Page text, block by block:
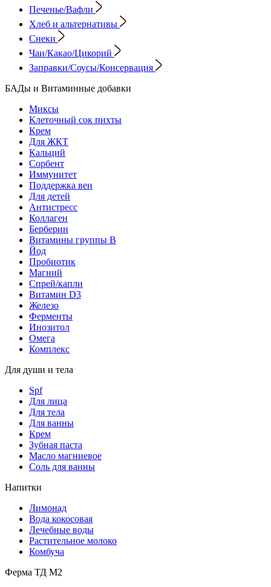
Печенье/Вафли
Хлеб и альтернативы
Снеки
Чаи/Какао/Цикорий
Заправки/Соусы/Консервация
БАДы и Витаминные добавки
Миксы
Клеточный сок пихты
Крем
Для ЖКТ
Кальций
Сорбент
Иммунитет
Поддержка вен
Для детей
Антистресс
Коллаген
Берберин
Витамины группы B
Йод
Пробиотик
Магний
Спрей/капли
Витамин D3
Железо
Ферменты
Инозитол
Омега
Комплекс
Для души и тела
Spf
Для лица
Для тела
Для ванны
Крем
Зубная паста
Масло магниевое
Соль для ванны
Напитки
Лимонад
Вода кокосовая
Лечебные воды
Растительное молоко
Комбуча
Ферма ТД М2